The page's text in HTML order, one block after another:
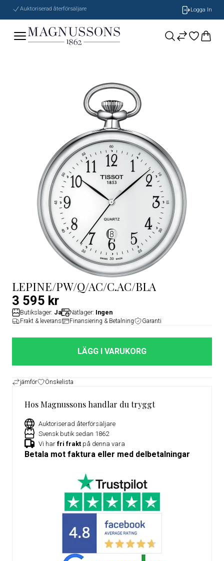
Auktoriserad återförsäljare Logga In
LEPINE/PW/Q/AC/C.AC/BLA
3 595 kr
Butikslager: Ja Nätlager: Ingen
Frakt & leverans Finansiering & Betalning Garanti
LÄGG I VARUKORG
jämför Önskelista
Hos Magnussons handlar du tryggt
Auktoriserad återförsäljare
Svensk butik sedan 1862
Vi har fri frakt på denna vara
Betala mot faktura eller med delbetalningar